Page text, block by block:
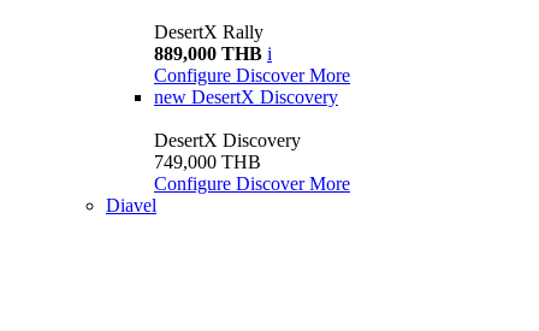
DesertX Rally
889,000 THB i
Configure Discover More
new DesertX Discovery
DesertX Discovery
749,000 THB
Configure Discover More
Diavel